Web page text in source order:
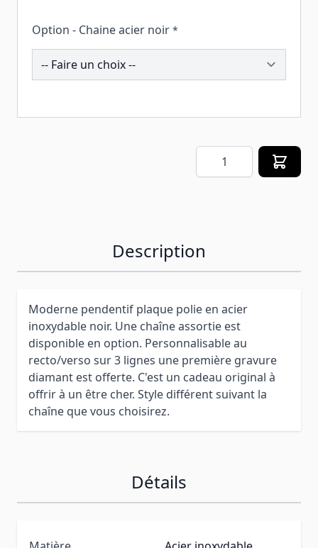
Option - Chaine acier noir *
208319
Quantité
Description
Moderne pendentif plaque polie en acier
inoxydable noir. Une chaîne assortie est
disponible en option. Personnalisable au
recto/verso sur 3 lignes une première gravure
diamant est offerte. C'est un cadeau original à
offrir à un être cher. Style différent suivant la
chaîne que vous choisirez.
Détails